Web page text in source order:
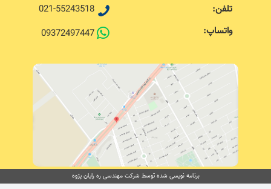
تلفن:
021-55243518
واتساپ:
09372497447
برنامه نویسی شده توسط شرکت مهندسی ره رایان پژوه